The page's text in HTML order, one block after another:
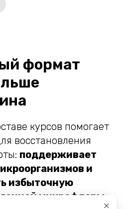
формат
курсов помогает
восстановления
поддерживает
и
избыточную
микрофлоры
×